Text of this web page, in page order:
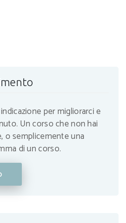
per migliorarci e
Un corso che non hai
o semplicemente una
di un corso.